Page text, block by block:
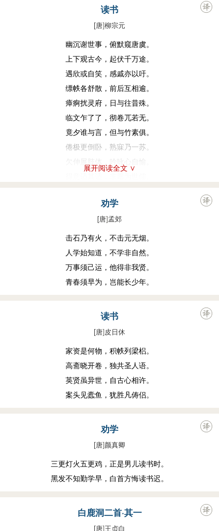
读书
[唐]柳宗元
幽沉谢世事，俯默窥唐虞。
上下观古今，起伏千万途。
遇欣或自笑，感戚亦以吁。
缥帙各舒散，前后互相逾。
瘴痾扰灵府，日与往昔殊。
临文乍了了，彻卷兀若无。
竟夕谁与言，但与竹素俱。
倦极更倒卧，熟寐乃一苏。
欠伸展肢体，吟咏心自愉。
巧者为我拙，智者为我愚。
书史足自悦，安用勤与劬。
贵尔六尺躯，勿为名所驱。
展开阅读全文 ∨
劝学
[唐]孟郊
击石乃有火，不击元无烟。
人学始知道，不学非自然。
万事须己运，他得非我贤。
青春须早为，岂能长少年。
读书
[唐]皮日休
家资是何物，积帙列梁梠。
高斋晓开卷，独共圣人语。
英贤虽异世，自古心相许。
案头见蠹鱼，犹胜凡俦侣。
劝学
[唐]颜真卿
三更灯火五更鸡，正是男儿读书时。
黑发不知勤学早，白首方悔读书迟。
白鹿洞二首·其一
[唐]王贞白